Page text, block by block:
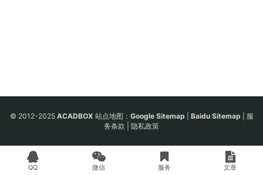
© 2012-2025 ACADBOX 站点地图： Google Sitemap Baidu Sitemap
服
务条款
隐私政策
QQ 微信 服务 文章